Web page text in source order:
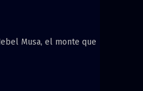
Musa, el monte que